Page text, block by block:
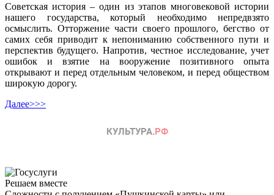
Советская история – один из этапов многовековой истории
нашего государства, который необходимо непредвзято
осмыслить. Отторжение части своего прошлого, бегство от
самих себя приводит к непониманию собственного пути и
перспектив будущего. Напротив, честное исследование, учет
ошибок и взятие на вооружение позитивного опыта
открывают и перед отдельным человеком, и перед обществом
широкую дорогу.
Далее>>>
Решаем вместе